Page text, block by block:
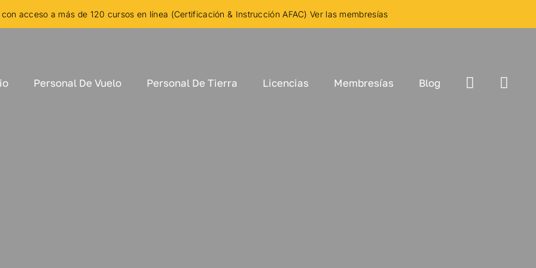
acceso a más de 120 cursos en línea (Certificación & Instrucción AFAC) Ver las membresías
Personal De Vuelo Personal De Tierra Licencias Membresías Blog